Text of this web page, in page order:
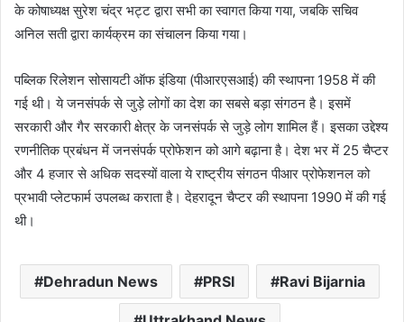
के कोषाध्यक्ष सुरेश चंद्र भट्ट द्वारा सभी का स्वागत किया गया, जबकि सचिव
अनिल सती द्वारा कार्यक्रम का संचालन किया गया।
पब्लिक रिलेशन सोसायटी ऑफ इंडिया (पीआरएसआई) की स्थापना 1958 में की
गई थी। ये जनसंपर्क से जुड़े लोगों का देश का सबसे बड़ा संगठन है। इसमें
सरकारी और गैर सरकारी क्षेत्र के जनसंपर्क से जुड़े लोग शामिल हैं। इसका उद्देश्य
रणनीतिक प्रबंधन में जनसंपर्क प्रोफेशन को आगे बढ़ाना है। देश भर में 25 चैप्टर
और 4 हजार से अधिक सदस्यों वाला ये राष्ट्रीय संगठन पीआर प्रोफेशनल को
प्रभावी प्लेटफार्म उपलब्ध कराता है। देहरादून चैप्टर की स्थापना 1990 में की गई
थी।
Dehradun News PRSI Ravi Bijarnia